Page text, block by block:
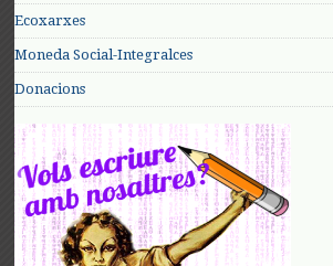
Ecoxarxes
Moneda Social-Integralces
Donacions